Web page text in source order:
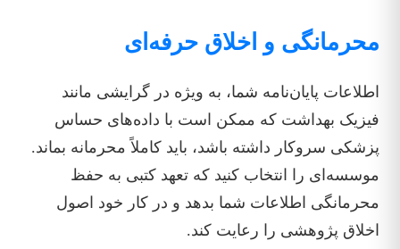
محرمانگی و اخلاق حرفه‌ای
اطلاعات پایان‌نامه شما، به ویژه در گرایشی مانند
فیزیک بهداشت که ممکن است با داده‌های حساس
پزشکی سروکار داشته باشد، باید کاملاً محرمانه بماند.
موسسه‌ای را انتخاب کنید که تعهد کتبی به حفظ
محرمانگی اطلاعات شما بدهد و در کار خود اصول
اخلاق پژوهشی را رعایت کند.